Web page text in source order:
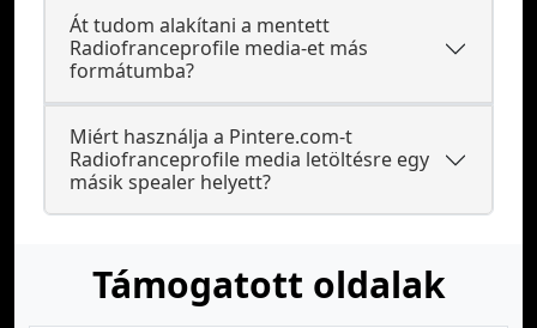
Át tudom alakítani a mentett
Radiofranceprofile media-et más
formátumba?
Miért használja a Pintere.com-t
Radiofranceprofile media letöltésre egy
másik spealer helyett?
Támogatott oldalak